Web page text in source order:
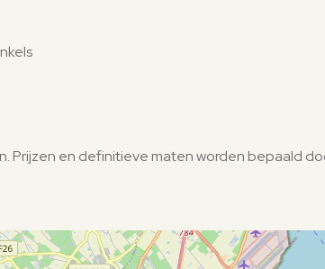
Prijzen en definitieve maten worden bepaald